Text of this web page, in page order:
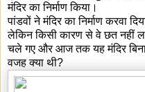
मंदिर का निर्माण किया।
पांडवों ने मंदिर का निर्माण करवा
लेकिन किसी कारण से वे छत नहीं
चले गए और आज तक यह मंदिर
वजह क्या थी?